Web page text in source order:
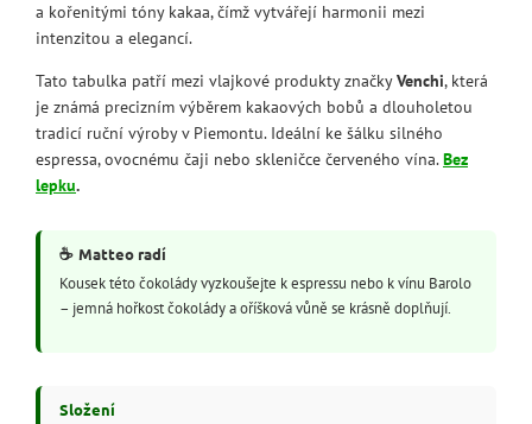
a kořenitými tóny kakaa, čímž vytvářejí harmonii mezi
intenzitou a elegancí.
Tato tabulka patří mezi vlajkové produkty značkyVenchi, která
je známá precizním výběrem kakaových bobů a dlouholetou
tradicí ruční výroby v Piemontu. Ideální ke šálku silného
espressa, ovocnému čaji nebo skleničce červeného vína.Bez
lepku.
☕ Matteo radí
Kousek této čokolády vyzkoušejte k espressu nebo k vínu Barolo
– jemná hořkost čokolády a oříšková vůně se krásně doplňují.
Složení